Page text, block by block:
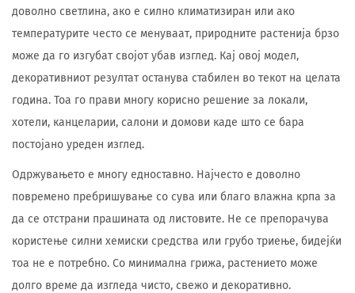
доволно светлина, ако е силно климатизиран или ако
температурите често се менуваат, природните растенија брзо
може да го изгубат својот убав изглед. Кај овој модел,
декоративниот резултат останува стабилен во текот на целата
година. Тоа го прави многу корисно решение за локали,
хотели, канцеларии, салони и домови каде што се бара
постојано уреден изглед.
Одржувањето е многу едноставно. Најчесто е доволно
повремено пребришување со сува или благо влажна крпа за
да се отстрани прашината од листовите. Не се препорачува
користење силни хемиски средства или грубо триење, бидејќи
тоа не е потребно. Со минимална грижа, растението може
долго време да изгледа чисто, свежо и декоративно.